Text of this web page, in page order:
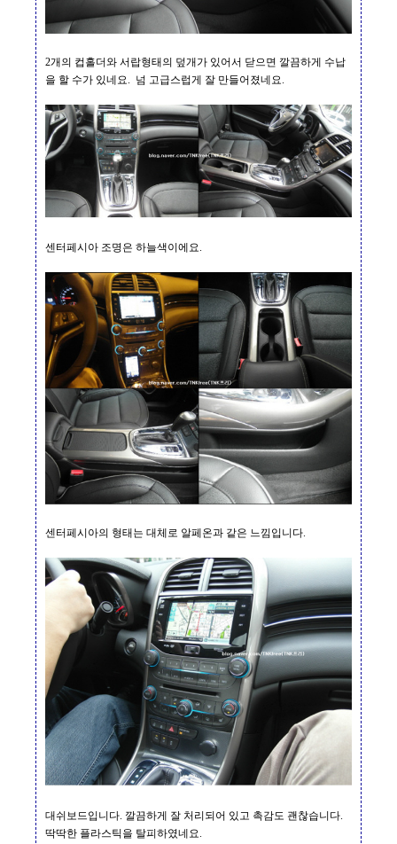
2개의 컵홀더와 서랍형태의 덮개가 있어서 닫으면 깔끔하게 수납
을 할 수가 있네요. 넘 고급스럽게 잘 만들어졌네요.
센터페시아 조명은 하늘색이에요.
센터페시아의 형태는 대체로 알페온과 같은 느낌입니다
대쉬보드입니다. 깔끔하게 잘 처리되어 있고 촉감도 괜찮습니다.
딱딱한 플라스틱을 탈피하였네요.